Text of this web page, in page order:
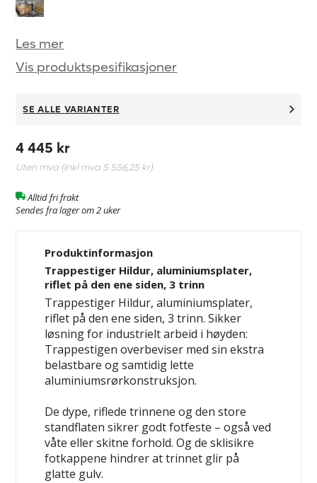
Les mer
Vis produktspesifikasjoner
SE ALLE VARIANTER
4 445 kr
Uten mva (Inkl mva 5 556,25 kr)
Alltid fri frakt
Sendes fra lager om 2 uker
Produktinformasjon
Trappestiger Hildur, aluminiumsplater,
riflet på den ene siden, 3 trinn
Trappestiger Hildur, aluminiumsplater,
riflet på den ene siden, 3 trinn. Sikker
løsning for industrielt arbeid i høyden:
Trappestigen overbeviser med sin ekstra
belastbare og samtidig lette
aluminiumsrørkonstruksjon.
De dype, riflede trinnene og den store
standflaten sikrer godt fotfeste – også ved
våte eller skitne forhold. Og de sklisikre
fotkappene hindrer at trinnet glir på
glatte gulv.